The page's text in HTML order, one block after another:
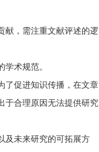
献，需注重文献评述的逻
术规范。
了促进知识传播，在文章
于合理原因无法提供研究
及未来研究的可拓展方